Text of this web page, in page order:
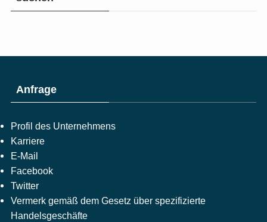
Anfrage
Profil des Unternehmens
Karriere
E-Mail
Facebook
Twitter
Vermerk gemäß dem Gesetz über spezifizierte
Handelsgeschäfte